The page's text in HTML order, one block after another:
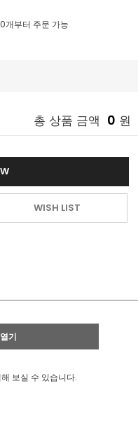
개부터 주문 가능
총 상품 금액 0 원
WISH LIST
기
보실 수 있습니다.